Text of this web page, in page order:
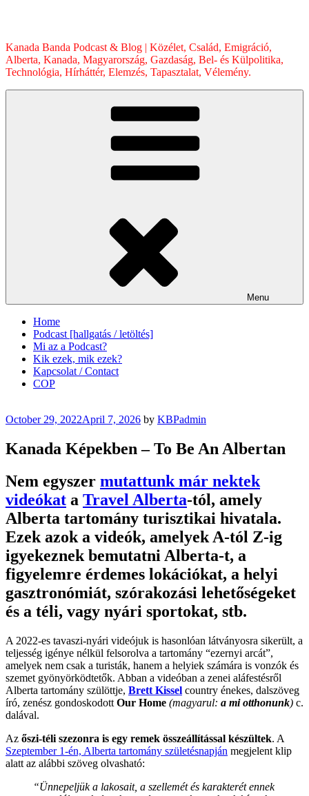
Kanada Banda Podcast & Blog | Közélet, Család, Emigráció,
Alberta, Kanada, Magyarország, Gazdaság, Bel- és Külpolitika,
Technológia, Hírháttér, Elemzés, Tapasztalat, Vélemény.
Menu
Home
Podcast [hallgatás / letöltés]
Mi az a Podcast?
Kik ezek, mik ezek?
Kapcsolat / Contact
COP
Posted
October 29, 2022April 7, 2026 by KBPadmin
Kanada Képekben – To Be An Albertan
Nem egyszer mutattunk már nektek
videókat a Travel Alberta-tól, amely
Alberta tartomány turisztikai hivatala.
Ezek azok a videók, amelyek A-tól Z-ig
igyekeznek bemutatni Alberta-t, a
figyelemre érdemes lokációkat, a helyi
gasztronómiát, szórakozási lehetőségeket
és a téli, vagy nyári sportokat, stb.
A 2022-es tavaszi-nyári videójuk is hasonlóan látványosra sikerült, a
teljesség igénye nélkül felsorolva a tartomány “ezernyi arcát”,
amelyek nem csak a turisták, hanem a helyiek számára is vonzók és
szemet gyönyörködtetők. Abban a videóban a zenei aláfestésről
Alberta tartomány szülöttje, Brett Kissel country énekes, dalszöveg
író, zenész gondoskodott Our Home (magyarul: a mi otthonunk) c.
dalával.
Az őszi-téli szezonra is egy remek összeállítással készültek. A
Szeptember 1-én, Alberta tartomány születésnapján megjelent klip
alatt az alábbi szöveg olvasható:
“Ünnepeljük a lakosait, a szellemét és karakterét ennek